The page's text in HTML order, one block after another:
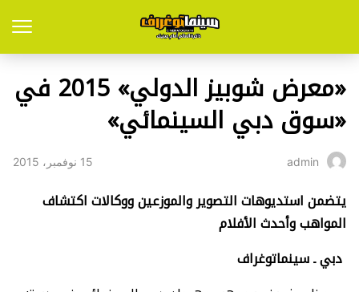
«معرض شوبيز الدولي» 2015 في
«سوق دبي السينمائي»
admin 15 نوفمبر، 2015
يتضمن استديوهات التصوير والموزعين ووكالات اكتشاف
المواهب وأحدث الأفلام
دبي ـ سينماتوغراف